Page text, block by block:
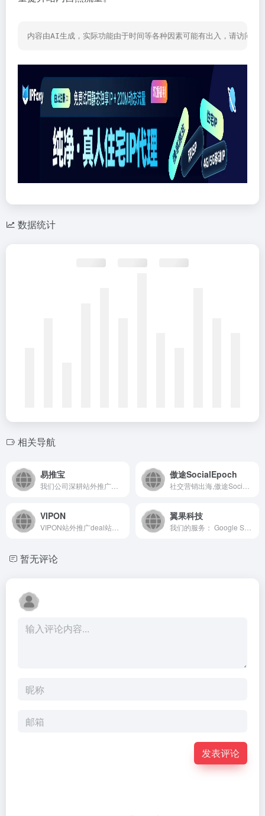
内容由AI生成，实际功能由于时间等各种因素可能有出入，请访问网
数据统计
相关导航
易推宝 傲途SocialEpoch
VIPON 翼果科技
暂无评论
发表评论